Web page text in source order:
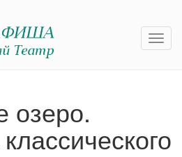
озеро.